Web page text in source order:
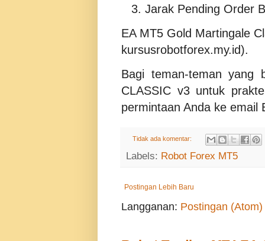
Jarak Pending Order
EA MT5 Gold Martingale
kursusrobotforex.my.id).
Bagi teman-teman yang
CLASSIC v3 untuk
permintaan Anda ke email
Tidak ada komentar:
Labels: Robot Forex MT5
Postingan Lebih Baru
Langganan: Postingan (Atom)